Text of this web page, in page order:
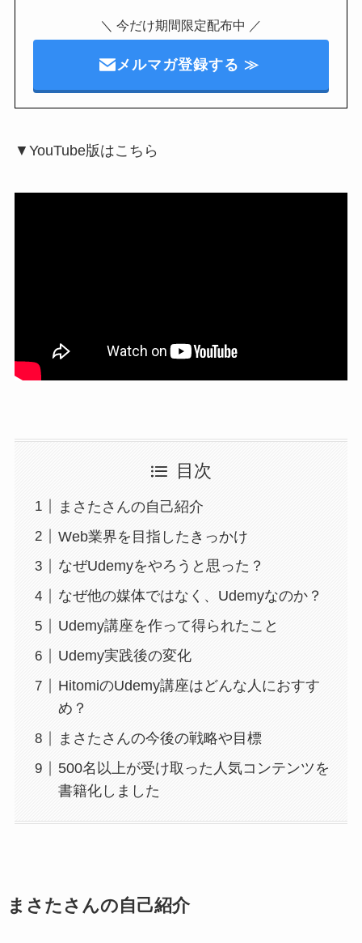
＼ 今だけ期間限定配布中 ／
メルマガ登録する ≫
▼YouTube版はこちら
目次
まさたさんの自己紹介
Web業界を目指したきっかけ
なぜUdemyをやろうと思った？
なぜ他の媒体ではなく、Udemyなのか？
Udemy講座を作って得られたこと
Udemy実践後の変化
HitomiのUdemy講座はどんな人におすす
め？
まさたさんの今後の戦略や目標
500名以上が受け取った人気コンテンツを
書籍化しました
まさたさんの自己紹介